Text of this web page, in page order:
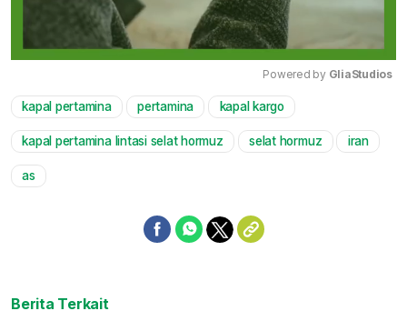
Powered by GliaStudios
kapal pertamina pertamina kapal kargo
kapal pertamina lintasi selat hormuz selat hormuz iran
as
Berita Terkait